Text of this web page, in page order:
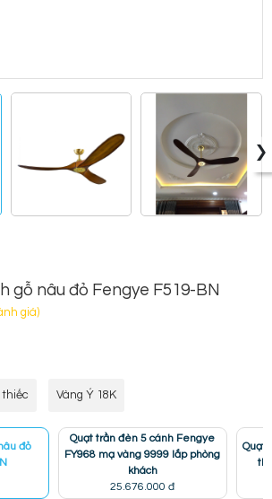
›
gỗ nâu đỏ Fengye F519-BN
giá)
Vàng Ý 18K
đỏ
Quạt trần đèn 5 cánh Fengye
FY968 mạ vàng 9999 lắp phòng
khách
25.676.000 đ
Quạt